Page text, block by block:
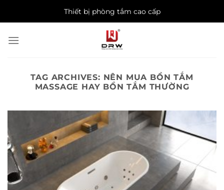
Thiết bị phòng tắm cao cấp
TAG ARCHIVES: NÊN MUA BỒN TẮM
MASSAGE HAY BỒN TẮM THƯỜNG